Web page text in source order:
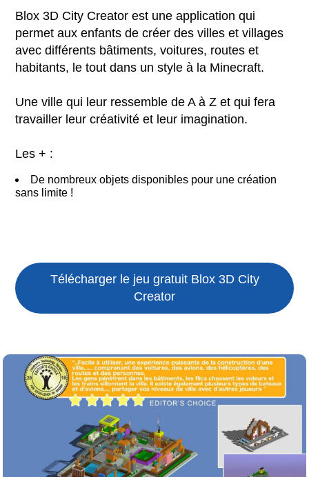
Blox 3D City Creator est une application qui
permet aux enfants de créer des villes et villages
avec différents bâtiments, voitures, routes et
habitants, le tout dans un style à la Minecraft.
Une ville qui leur ressemble de A à Z et qui fera
travailler leur créativité et leur imagination.
Les + :
De nombreux objets disponibles pour une création
sans limite !
Télécharger le jeu gratuit Blox 3D City
Creator